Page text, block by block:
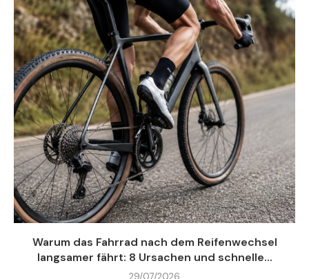
Warum das Fahrrad nach dem Reifenwechsel
langsamer fährt: 8 Ursachen und schnelle...
29/07/2026